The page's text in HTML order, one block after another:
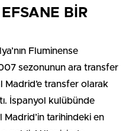
BİR
Fluminense
sezonunun ara transfer
Madrid’e transfer olarak
İspanyol kulübünde
Madrid’in tarihindeki en